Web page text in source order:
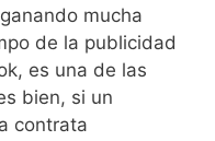
mucha
de la publicidad
es una de las
bien, si un
contrata